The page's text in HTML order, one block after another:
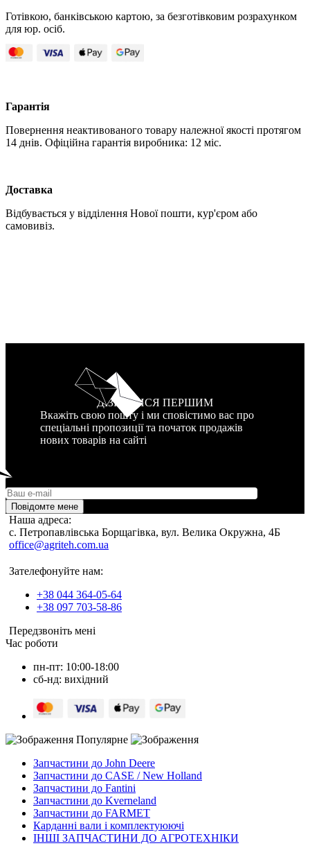
Готівкою, банківською картою, за безготівковим розрахунком
для юр. осіб.
Гарантія
Повернення неактивованого товару належної якості протягом
14 днів. Офіційна гарантія виробника: 12 міс.
Доставка
Відбувається у відділення Нової пошти, кур'єром або
самовивіз.
ДІЗНАТИСЯ ПЕРШИМ
Вкажіть свою пошту і ми сповістимо вас про
спеціальні пропозиції та початок продажів
нових товарів на сайті
Повідомте мене
Наша адреса:
c. Петропавлівська Борщагівка, вул. Велика Окружна, 4Б
office@agriteh.com.ua
Зателефонуйте нам:
+38 044 364-05-64
+38 097 703-58-86
Передзвоніть мені
Час роботи
пн-пт: 10:00-18:00
сб-нд: вихідний
Популярне
Запчастини до John Deere
Запчастини до CASE / New Holland
Запчастини до Fantini
Запчастини до Kverneland
Запчастини до FARMET
Карданні вали і комплектуюючі
ІНШІ ЗАПЧАСТИНИ ДО АГРОТЕХНІКИ